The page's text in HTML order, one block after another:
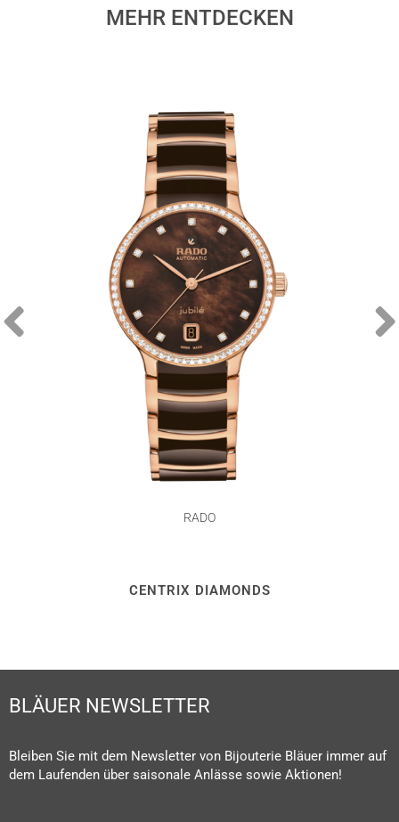
MEHR ENTDECKEN
RADO
CENTRIX DIAMONDS
BLÄUER NEWSLETTER
Bleiben Sie mit dem Newsletter von Bijouterie Bläuer immer auf
dem Laufenden über saisonale Anlässe sowie Aktionen!